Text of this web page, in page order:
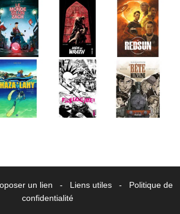
un lien - Liens utiles - Politique de
confidentialité